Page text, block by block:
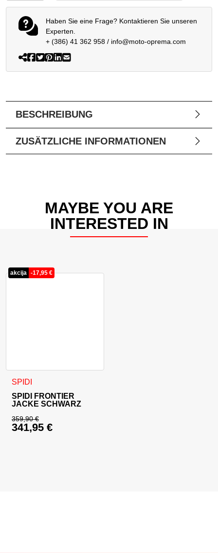
Haben Sie eine Frage? Kontaktieren Sie unseren
Experten.
+ (386) 41 362 958/ info@moto-oprema.com
BESCHREIBUNG
ZUSÄTZLICHE INFORMATIONEN
MAYBE YOU ARE
INTERESTED IN
akcija -17,95 €
SPIDI
SPIDI FRONTIER
JACKE SCHWARZ
359,90€
Ursprünglicher Preis war: 359,90 €
341,95 €
Dieses Produkt weist mehrere Varianten auf. Die Optionen